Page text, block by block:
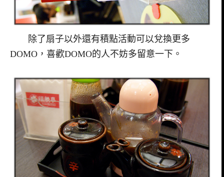
除了扇子以外還有積點活動可以兌換更多
DOMO，喜歡DOMO的人不妨多留意一下。